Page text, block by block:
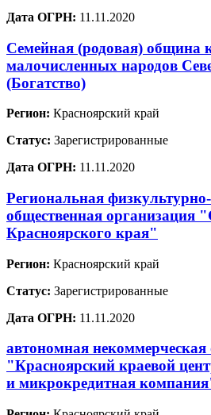
Дата ОГРН: 11.11.2020
Семейная (родовая) община
малочисленных народов
(Богатство)
Регион: Красноярский край
Статус: Зарегистрированные
Дата ОГРН: 11.11.2020
Региональная
общественная организация
Красноярского края"
Регион: Красноярский край
Статус: Зарегистрированные
Дата ОГРН: 11.11.2020
автономная некоммерческая
"Красноярский краевой
и микрокредитная